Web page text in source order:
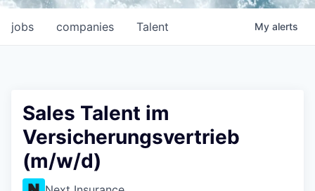
jobs companies Talent My alerts
Sales Talent im
Versicherungsvertrieb
(m/w/d)